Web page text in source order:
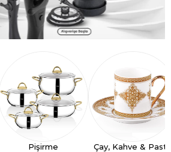
Pişirme Çay, Kahve &